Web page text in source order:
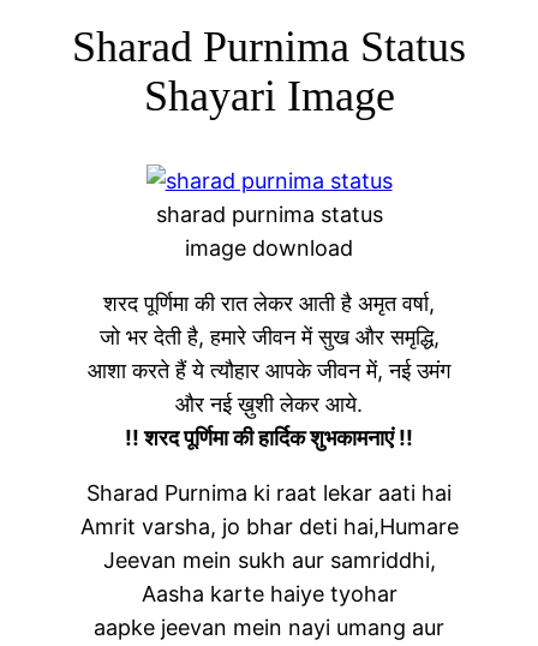
Sharad Purnima Status
Shayari Image
sharad purnima status
image download
शरद पूर्णिमा की रात लेकर आती है अमृत वर्षा,
जो भर देती है, हमारे जीवन में सुख और समृद्धि,
आशा करते हैं ये त्यौहार आपके जीवन में, नई उमंग
और नई ख़ुशी लेकर आये.
!! शरद पूर्णिमा की हार्दिक शुभकामनाएं !!
Sharad Purnima ki raat lekar aati hai
Amrit varsha, jo bhar deti hai,Humare
Jeevan mein sukh aur samriddhi,
Aasha karte haiye tyohar
aapke jeevan mein nayi umang aur